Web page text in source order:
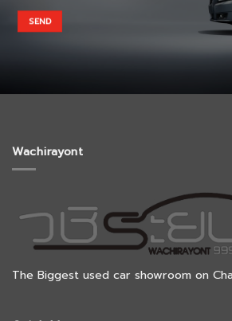
Wachirayont
The Biggest used car showroom on